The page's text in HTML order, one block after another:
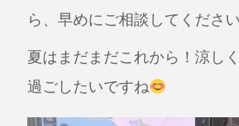
ら、早めにご相談してください
夏はまだまだこれから！涼し
過ごしたいですね